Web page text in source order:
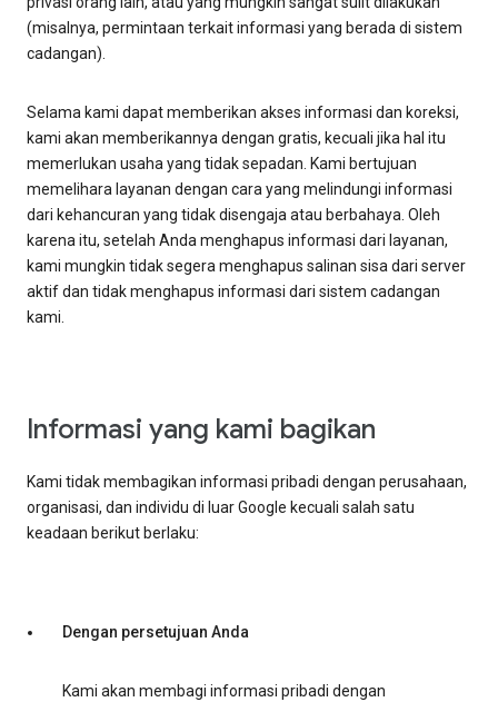
(misalnya, permintaan terkait informasi yang berada di sistem
cadangan).
Selama kami dapat memberikan akses informasi dan koreksi,
kami akan memberikannya dengan gratis, kecuali jika hal itu
memerlukan usaha yang tidak sepadan. Kami bertujuan
memelihara layanan dengan cara yang melindungi informasi
dari kehancuran yang tidak disengaja atau berbahaya. Oleh
karena itu, setelah Anda menghapus informasi dari layanan,
kami mungkin tidak segera menghapus salinan sisa dari server
aktif dan tidak menghapus informasi dari sistem cadangan
kami.
Informasi yang kami bagikan
Kami tidak membagikan informasi pribadi dengan perusahaan,
organisasi, dan individu di luar Google kecuali salah satu
keadaan berikut berlaku:
Dengan persetujuan Anda
Kami akan membagi informasi pribadi dengan